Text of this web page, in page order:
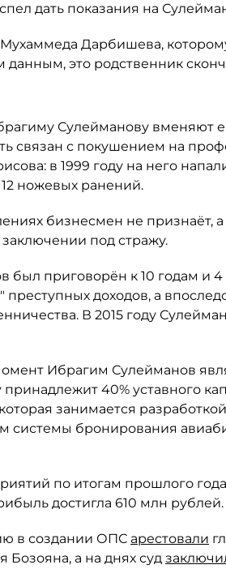
дать показания на
Дарбишева,
это родственник
Сулейманову вменяют
связан с покушением на
в 1999 году на него
ножевых ранений.
бизнесмен не признаёт, а
под стражу.
был приговорён к 10 годам и
доходов, а
В 2015 году
Ибрагим Сулейманов
40% уставного
занимается
системы бронирования
по итогам прошлого года
достигла 610 млн рублей.
в создании ОПС арестовали
Бозояна, а на днях суд